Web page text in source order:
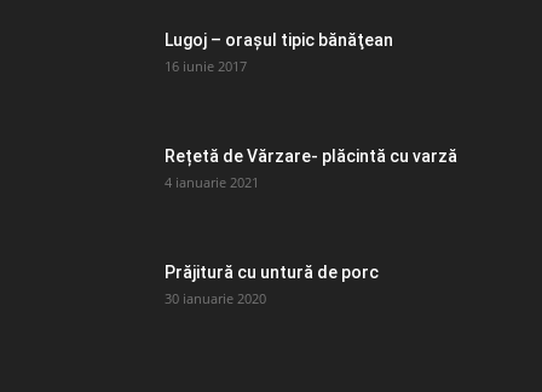
Lugoj – orașul tipic bănăţean
16 iunie 2017
Rețetă de Vărzare- plăcintă cu varză
4 ianuarie 2021
Prăjitură cu untură de porc
30 ianuarie 2020